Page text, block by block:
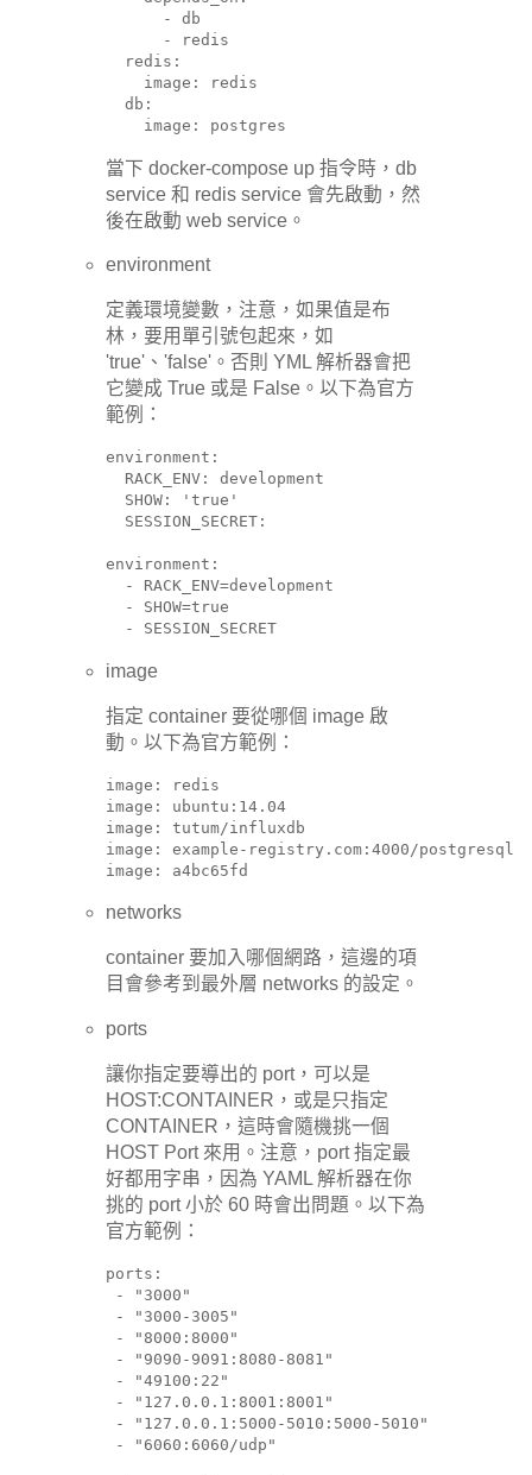
      - db
      - redis
  redis:
    image: redis
  db:
    image: postgres
當下 docker-compose up 指令時，db
service 和 redis service 會先啟動，然
後在啟動 web service。
environment
定義環境變數，注意，如果值是布
林，要用單引號包起來，如
'true'、'false'。否則 YML 解析器會把
它變成 True 或是 False。以下為官方
範例：
environment:
  RACK_ENV: development
  SHOW: 'true'
  SESSION_SECRET:
environment:
  - RACK_ENV=development
  - SHOW=true
  - SESSION_SECRET
image
指定 container 要從哪個 image 啟
動。以下為官方範例：
image: redis
image: ubuntu:14.04
image: tutum/influxdb
image: example-registry.com:4000/postgresql
image: a4bc65fd
networks
container 要加入哪個網路，這邊的項
目會參考到最外層 networks 的設定。
ports
讓你指定要導出的 port，可以是
HOST:CONTAINER，或是只指定
CONTAINER，這時會隨機挑一個
HOST Port 來用。注意，port 指定最
好都用字串，因為 YAML 解析器在你
挑的 port 小於 60 時會出問題。以下為
官方範例：
ports:
- "3000"
- "3000-3005"
- "8000:8000"
- "9090-9091:8080-8081"
- "49100:22"
- "127.0.0.1:8001:8001"
- "127.0.0.1:5000-5010:5000-5010"
- "6060:6060/udp"